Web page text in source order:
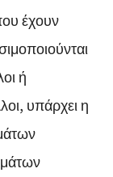
έχουν
ή
υπάρχει η